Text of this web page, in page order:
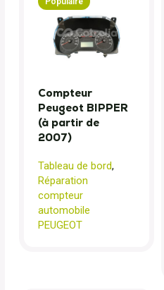
Compteur
Peugeot BIPPER
(à partir de
2007)
Tableau de bord,
Réparation
compteur
automobile
PEUGEOT